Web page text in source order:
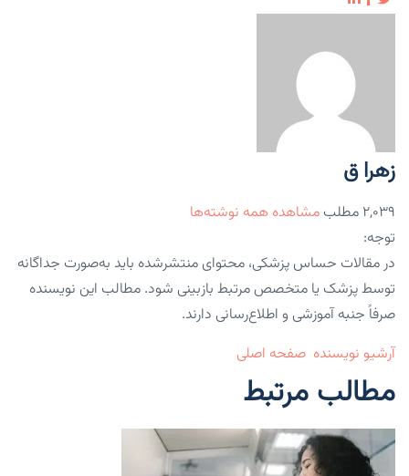
زهرا ق
۲,۰۳۹ مطلب
مشاهده همه نوشته‌ها
توجه:
در مقالات حساس پزشکی، محتوای منتشرشده باید به‌صورت جداگانه
توسط پزشک یا متخصص مرتبط بازبینی شود. مطالب این نویسنده
صرفاً جنبه آموزشی و اطلاع‌رسانی دارند.
آرشیو نویسنده صفحه اصلی
مطالب مرتبط